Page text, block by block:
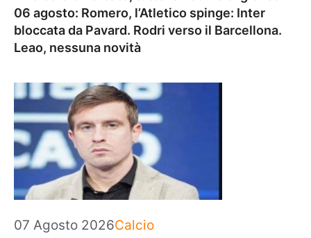
06 agosto: Romero, l’Atletico spinge: Inter
bloccata da Pavard. Rodri verso il Barcellona.
Leao, nessuna novità
07 Agosto 2026Categorie
Calcio